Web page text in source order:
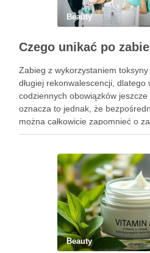
Beauty
Zabieg z wykorzystaniem
długiej rekonwalescencji,
codziennych obowiązków
oznacza to jednak, że
można całkowicie zapomnieć o
Pierwsze godziny i dni po
Beauty